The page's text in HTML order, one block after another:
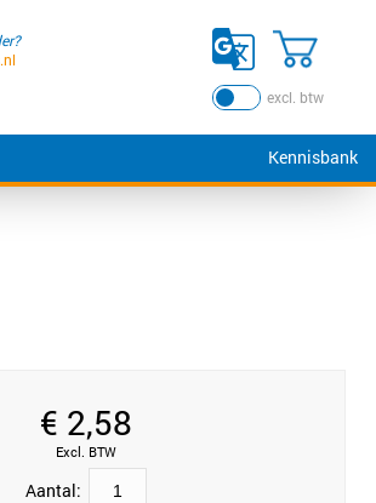
Kennisbank
excl. btw
€ 2,58
Excl. BTW
Aantal: